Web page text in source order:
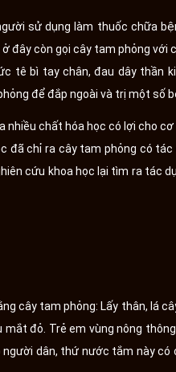
sử dụng làm thuốc chữa
đây còn gọi cây tam phỏng với
tê bì tay chân, đau dây thần
để đắp ngoài và trị một số
nhiều chất hóa học có lợi cho
đã chỉ ra cây tam phỏng có
cứu khoa học lại tìm ra tác
cây tam phỏng: Lấy thân, lá
đỏ. Trẻ em vùng nông
dân, thứ nước tắm này có